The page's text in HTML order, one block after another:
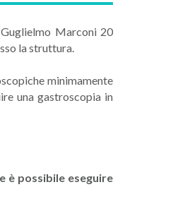
Marconi 20
la struttura.
minimamente
una gastroscopia in
è possibile eseguire